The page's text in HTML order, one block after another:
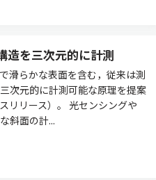
造を三次元的に計測
滑らかな表面を含む，従来は測
次元的に計測可能な原理を提案
リリース）。 光センシングや
斜面の計...